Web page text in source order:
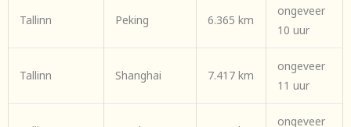
Tallinn Peking 6.365 km
ongeveer
10 uur
Tallinn Shanghai 7.417 km
ongeveer
11 uur
ongeveer